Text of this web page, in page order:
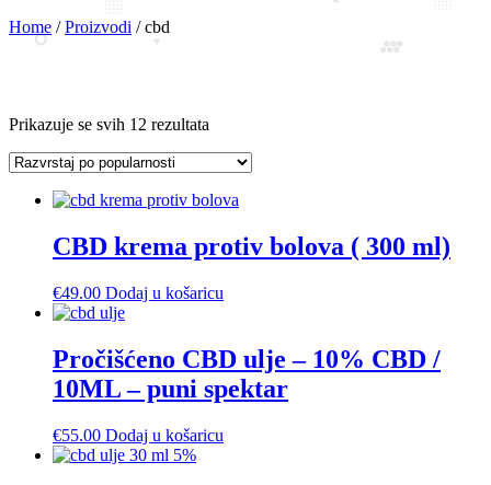
Home /Proizvodi /cbd
Prikazuje se svih 12 rezultata
popularnosti
CBD krema protiv bolova ( 300 ml)
€49.00 Dodaj u košaricu
Pročišćeno CBD ulje – 10% CBD /
10ML – puni spektar
€55.00 Dodaj u košaricu